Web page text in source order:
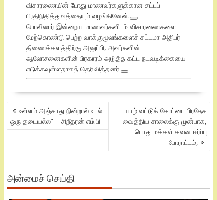
விசாரணையின் போது மாணவர்களுக்கான சட்டப்
பிரதிநிதித்துவத்தையும் வழங்கினேன்.
பொலிஸார் இன்றைய மாணவர்களிடம் விசாரணைகளை
மேற்கொண்டு பெற்ற வாக்குமூலங்களைச் சட்டமா அதிபர்
திணைக்களத்திற்கு அனுப்பி, அவர்களின்
ஆலோசனைகளின் பிரகாரம் அடுத்த கட்ட நடவடிக்கையை
எடுக்கவுள்ளதாகத் தெரிவித்தனர்.
POST
NAVIGATION
உள்ளம் அஞ்சாது நின்றால் உடல்
ஒரு தடையல்ல” – சிறீதரன் எம்.பி
யாழ் வட்டுக் கோட்டை பிரதேச
வைத்திய சாலைக்கு முன்பாக,
பொது மக்கள் கவன ஈர்ப்பு
போராட்டம்,
அன்மைச் செய்தி